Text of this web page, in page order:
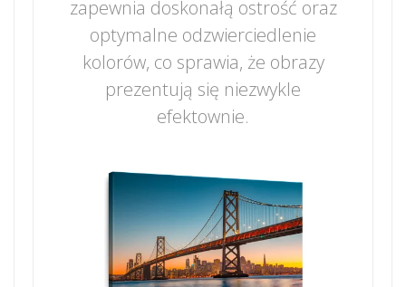
zapewnia doskonałą ostrość oraz
optymalne odzwierciedlenie
kolorów, co sprawia, że obrazy
prezentują się niezwykle
efektownie.